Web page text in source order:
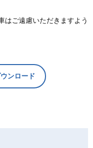
はご遠慮いただきますよう
ンロード